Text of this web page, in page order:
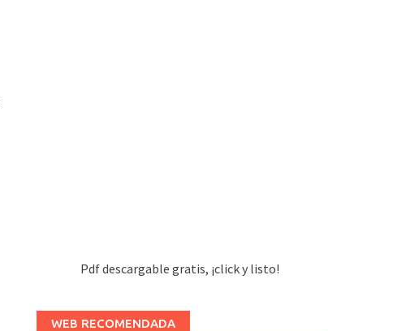
Pdf descargable gratis, ¡click y listo!
WEB RECOMENDADA